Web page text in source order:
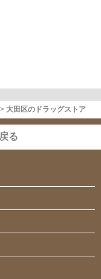
> 大田区のドラッグストア
る